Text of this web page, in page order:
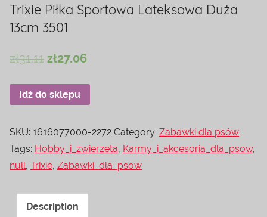
Trixie Piłka Sportowa Lateksowa Duża
13cm 3501
zł31.11 zł27.06
Idź do sklepu
SKU: 1616077000-2272 Category: Zabawki dla psów
Tags: Hobby_i_zwierzeta, Karmy_i_akcesoria_dla_psow,
null, Trixie, Zabawki_dla_psow
Description